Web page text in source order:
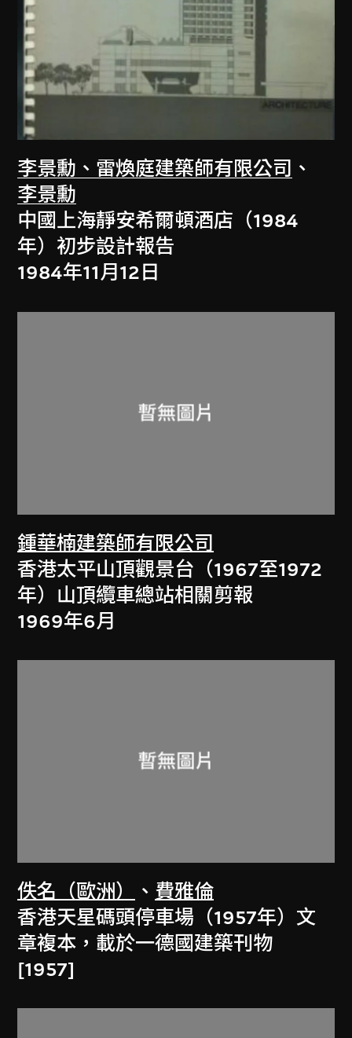
李景勳、雷煥庭建築師有限公司 、
李景勳
中國上海靜安希爾頓酒店（1984
年）初步設計報告
1984年11月12日
鍾華楠建築師有限公司
香港太平山頂觀景台（1967至1972
年）山頂纜車總站相關剪報
1969年6月
佚名（歐洲） 、 費雅倫
香港天星碼頭停車場（1957年）文
章複本，載於一德國建築刊物
[1957]